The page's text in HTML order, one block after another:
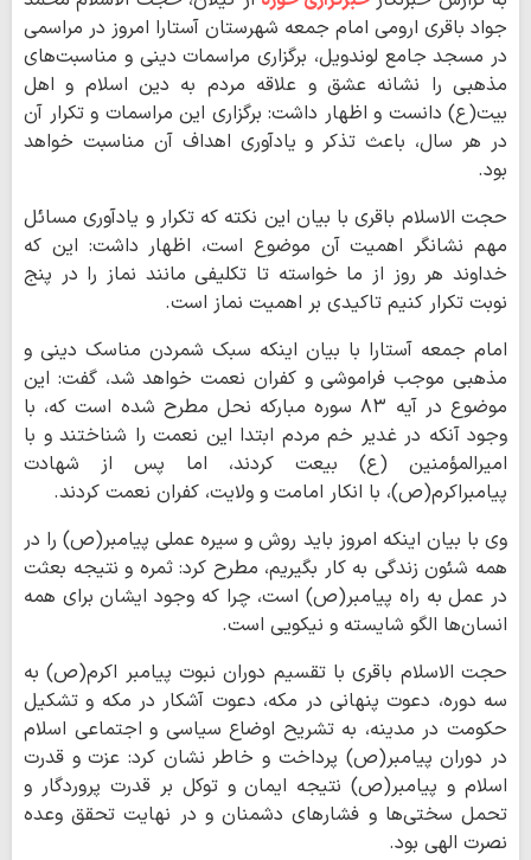
جواد باقری ارومی امام جمعه شهرستان آستارا امروز در مراسمی
در مسجد جامع لوندویل، برگزاری مراسمات دینی و مناسبت‌های
مذهبی را نشانه عشق و علاقه مردم به دین اسلام و اهل
بیت(ع) دانست و اظهار داشت: برگزاری این مراسمات و تکرار آن
در هر سال، باعث تذکر و یادآوری اهداف آن مناسبت خواهد
بود.
حجت الاسلام باقری با بیان این نکته که تکرار و یادآوری مسائل
مهم نشانگر اهمیت آن موضوع است، اظهار داشت: این که
خداوند هر روز از ما خواسته تا تکلیفی مانند نماز را در پنج
نوبت تکرار کنیم تاکیدی بر اهمیت نماز است.
امام جمعه آستارا با بیان اینکه سبک شمردن مناسک دینی و
مذهبی موجب فراموشی و کفران نعمت خواهد شد، گفت: این
موضوع در آیه ۸۳ سوره مبارکه نحل مطرح شده است که، با
وجود آنکه در غدیر خم مردم ابتدا این نعمت را شناختند و با
امیرالمؤمنین (ع) بیعت کردند، اما پس از شهادت
پیامبراکرم(ص)، با انکار امامت و ولایت، کفران نعمت کردند.
وی با بیان اینکه امروز باید روش و سیره عملی پیامبر(ص) را در
همه شئون زندگی به کار بگیریم، مطرح کرد: ثمره و نتیجه بعثت
در عمل به راه پیامبر(ص) است، چرا که وجود ایشان برای همه
انسان‌ها الگو شایسته و نیکویی است.
حجت الاسلام باقری با تقسیم دوران نبوت پیامبر اکرم(ص) به
سه دوره، دعوت پنهانی در مکه، دعوت آشکار در مکه و تشکیل
حکومت در مدینه، به تشریح اوضاع سیاسی و اجتماعی اسلام
در دوران پیامبر(ص) پرداخت و خاطر نشان کرد: عزت و قدرت
اسلام و پیامبر(ص) نتیجه ایمان و توکل بر قدرت پروردگار و
تحمل سختی‌ها و فشارهای دشمنان و در نهایت تحقق وعده
نصرت الهی بود.